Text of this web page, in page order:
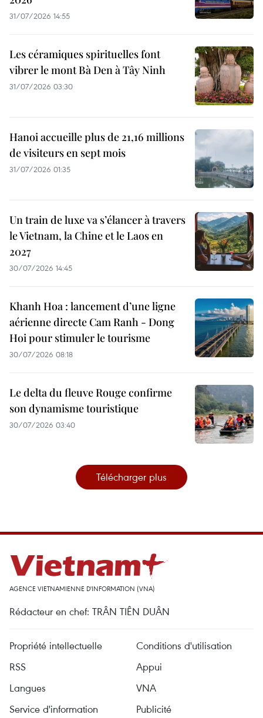
31/07/2026 14:55
Les céramiques spirituelles font
vibrer le mont Bà Den à Tây Ninh
31/07/2026 03:30
Hanoi accueille plus de 21,16 millions
de visiteurs en sept mois ​
31/07/2026 01:35
Un train de luxe va s’élancer à travers
le Vietnam, la Chine et le Laos en
2027
30/07/2026 14:45
Khanh Hoa : lancement d’une ligne
aérienne directe Cam Ranh - Dong
Hoi pour stimuler le tourisme
30/07/2026 08:18
Le delta du fleuve Rouge confirme
son dynamisme touristique
30/07/2026 03:40
Télécharger plus
AGENCE VIETNAMIENNE D'INFORMATION (VNA)
Rédacteur en chef: TRÂN TIÊN DUÂN
Propriété intellectuelle
Conditions d'utilisation
RSS
Appui
Langues
VNA
Service d'information
Publicité